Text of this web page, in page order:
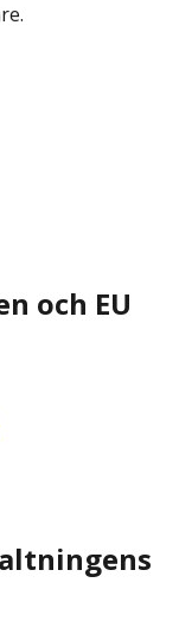
och EU